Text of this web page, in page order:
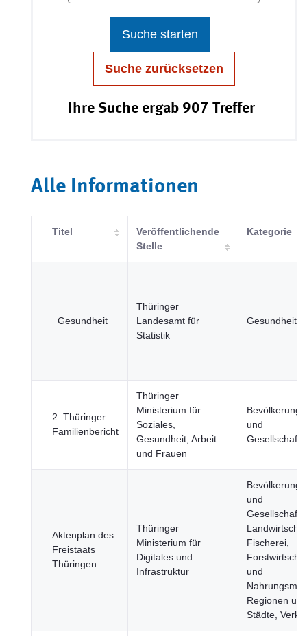
Suche starten
Suche zurücksetzen
Ihre Suche ergab 907 Treffer
Alle Informationen
Titel
Veröffentlichende
Stelle
Kategorie
_Gesundheit
Thüringer
Landesamt für
Statistik
Gesundheit
2. Thüringer
Familienbericht
Thüringer
Ministerium für
Soziales,
Gesundheit, Arbeit
und Frauen
Bevölkerung
und
Gesellschaft
Aktenplan des
Freistaats
Thüringen
Thüringer
Ministerium für
Digitales und
Infrastruktur
Bevölkerung
und
Gesellschaft,
Fischerei,
und
Regionen und
Städte,